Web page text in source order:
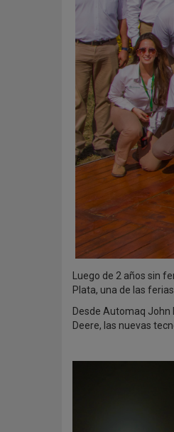
Luego de 2 años sin
Plata, una de las
Desde Automaq
Deere, las nuevas